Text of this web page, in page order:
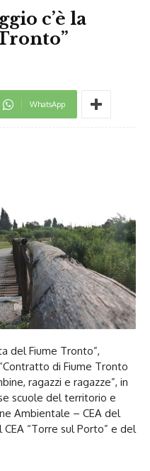
c’è la
WhatsApp
del Fiume Tronto”,
di Fiume Tronto
ragazzi e ragazze”, in
scuole del territorio e
Ambientale – CEA del
“Torre sul Porto” e del